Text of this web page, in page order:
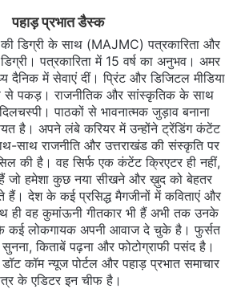
पहाड़ प्रभात डैस्क
डिग्री के साथ (MAJMC) पत्रकारिता और
पत्रकारिता में 15 वर्ष का अनुभव। अमर
दैनिक में सेवाएं दीं। प्रिंट और डिजिटल मीडिया
से पकड़। राजनीतिक और सांस्कृतिक के साथ
पाठकों से भावनात्मक जुड़ाव बनाना
है। अपने लंबे करियर में उन्होंने ट्रेंडिंग कंटेंट
साथ राजनीति और उत्तराखंड की संस्कृति पर
की है। वह सिर्फ एक कंटेंट क्रिएटर ही नहीं,
जो हमेशा कुछ नया सीखने और ख़ुद को बेहतर
हैं। देश के कई प्रसिद्ध मैगजीनों में कविताएं और
ही वह कुमांऊनी गीतकार भी हैं अभी तक उनके
कई लोकगायक अपनी आवाज दे चुके है। फुर्सत
किताबें पढ़ना और फोटोग्राफी पसंद है।
डॉट कॉम न्यूज पोर्टल और पहाड़ प्रभात समाचार
के एडिटर इन चीफ है।